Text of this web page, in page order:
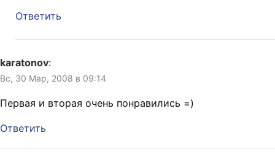
Ответить
karatonov:
Вс, 30 Мар, 2008 в 09:14
Первая и вторая очень понравились =)
Ответить